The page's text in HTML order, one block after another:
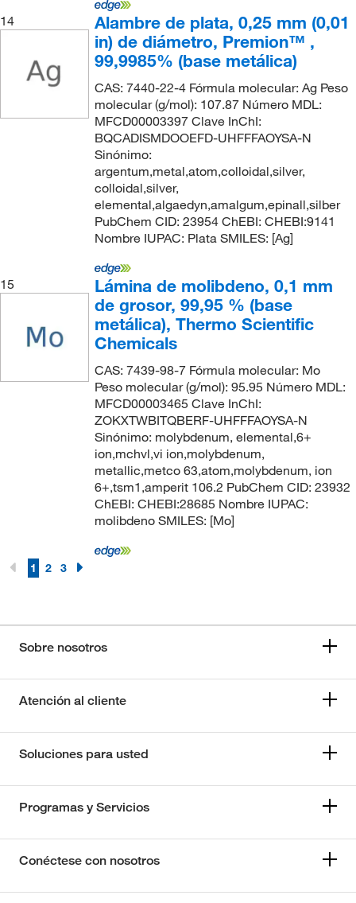
14
Alambre de plata, 0,25 mm (0,01
in) de diámetro, Premion™ ,
99,9985% (base metálica)
CAS: 7440-22-4 Fórmula molecular: Ag Peso
molecular (g/mol): 107.87 Número MDL:
MFCD00003397 Clave InChI:
BQCADISMDOOEFD-UHFFFAOYSA-N
Sinónimo:
argentum,metal,atom,colloidal,silver,
colloidal,silver,
elemental,algaedyn,amalgum,epinall,silber
PubChem CID: 23954 ChEBI: CHEBI:9141
Nombre IUPAC: Plata SMILES: [Ag]
15
Lámina de molibdeno, 0,1 mm
de grosor, 99,95 % (base
metálica), Thermo Scientific
Chemicals
CAS: 7439-98-7 Fórmula molecular: Mo
Peso molecular (g/mol): 95.95 Número MDL:
MFCD00003465 Clave InChI:
ZOKXTWBITQBERF-UHFFFAOYSA-N
Sinónimo: molybdenum, elemental,6+
ion,mchvl,vi ion,molybdenum,
metallic,metco 63,atom,molybdenum, ion
6+,tsm1,amperit 106.2 PubChem CID: 23932
ChEBI: CHEBI:28685 Nombre IUPAC:
molibdeno SMILES: [Mo]
1 2 3
Sobre nosotros
Atención al cliente
Soluciones para usted
Programas y Servicios
Conéctese con nosotros